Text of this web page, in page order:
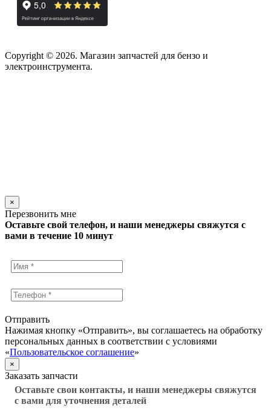
Copyright © 2026. Магазин запчастей для бензо и
электроинструмента.
×
Перезвонить мне
Оставьте свой телефон, и наши менеджеры свяжутся с
вами в течение 10 минут
Отправить
Нажимая кнопку «Отправить», вы соглашаетесь на обработку
персональных данных в соответствии с условиями
«Пользовательское соглашение»
×
Заказать запчасти
Оставьте свои контакты, и наши менеджеры свяжутся
с вами для уточнения деталей